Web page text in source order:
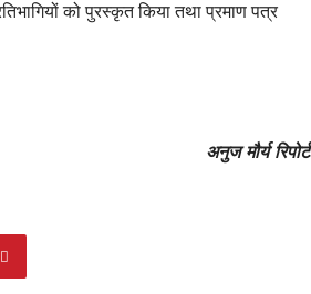
को पुरस्कृत किया तथा प्रमाण पत्र
अनुज मौर्य रिपोर्ट